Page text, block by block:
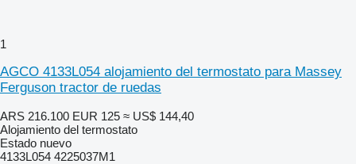
1
AGCO 4133L054 alojamiento del termostato para Massey
Ferguson tractor de ruedas
ARS 216.100 EUR 125 ≈ US$ 144,40
Alojamiento del termostato
Estado nuevo
4133L054 4225037M1